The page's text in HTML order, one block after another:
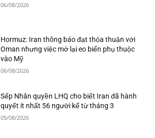
06/08/2026
Hormuz: Iran thông báo đạt thỏa thuận với
Oman nhưng việc mở lại eo biển phụ thuộc
vào Mỹ
06/08/2026
Sếp Nhân quyền LHQ cho biết Iran đã hành
quyết ít nhất 56 người kể từ tháng 3
05/08/2026